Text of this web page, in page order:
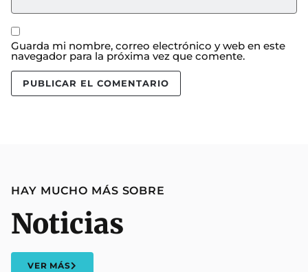
Guarda mi nombre, correo electrónico y web en este
navegador para la próxima vez que comente.
HAY MUCHO MÁS SOBRE
Noticias
VER MÁS